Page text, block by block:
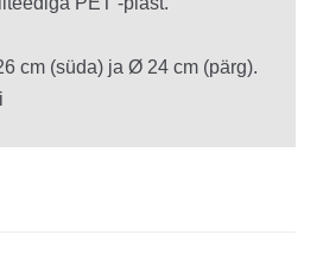
cm (süda) ja Ø 24 cm (pärg).